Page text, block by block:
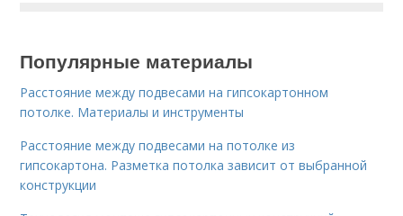
Популярные материалы
Расстояние между подвесами на гипсокартонном
потолке. Материалы и инструменты
Расстояние между подвесами на потолке из
гипсокартона. Разметка потолка зависит от выбранной
конструкции